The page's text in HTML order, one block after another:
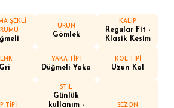
ŞEKLİ
ÜRÜN
Gömlek
KALIP
Regular Fit -
Klasik Kesim
Gri
YAKA TİPİ
Düğmeli Yaka
KOL TİPİ
Uzun Kol
TİPİ
STİL
Günlük
kullanım -
SEZON